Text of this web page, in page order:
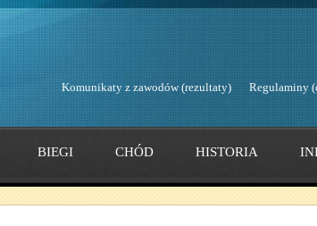
Komunikaty z zawodów (rezultaty) Regulaminy
BIEGI CHÓD HISTORIA